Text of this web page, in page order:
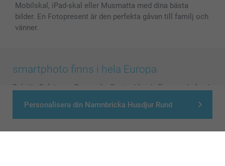
Personalisera din Namnbricka Husdjur Rund
Mobilskal, iPad-skal eller Musmatta med dina bästa
bilder. En Fotopresent är den perfekta gåvan till familj och
vänner.
smartphoto finns i hela Europa
België Belgique Danmark Deutschland France
Ireland
Nederland - Norge Österreich Schweiz - Suisse